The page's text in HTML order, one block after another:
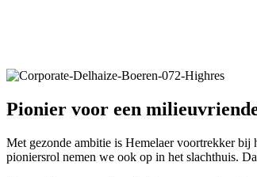
Pionier voor een
Met gezonde ambitie is Hemelaer voortrekker bij
pioniersrol nemen we ook op in het slachthuis.